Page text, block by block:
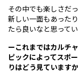
その中でも楽しさだ
新しい一面もあった
たら良いなと思って
ーこれまではカルチ
ピックによってスポ
りはどう見ています